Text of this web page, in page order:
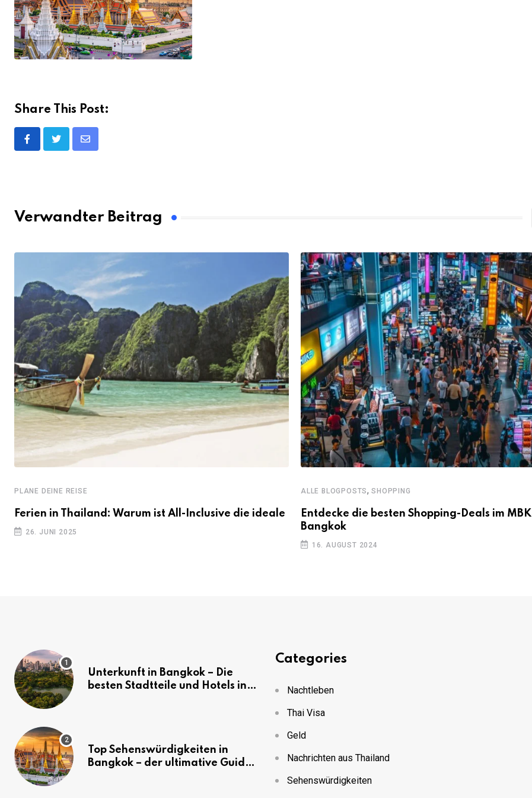
Share This Post:
Share
Verwandter Beitrag
PLANE DEINE REISE
Ferien in Thailand: Warum ist All-Inclusive die ideale
26. JUNI 2025
ALLE BLOGPOSTS,SHOPPING
Entdecke die besten Shopping-Deals im MBK
Bangkok
16. AUGUST 2024
Unterkunft in Bangkok – Die
besten Stadtteile und Hotels in
Top Sehenswürdigkeiten in
Bangkok – der ultimative Guide
Categories
Nachtleben
Thai Visa
Geld
Nachrichten aus Thailand
Sehenswürdigkeiten